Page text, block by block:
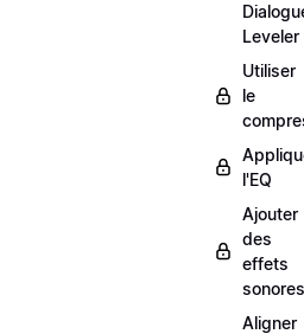
Leveler
Utiliser
le
l'EQ
Ajouter
des
effets
sonores
Aligner